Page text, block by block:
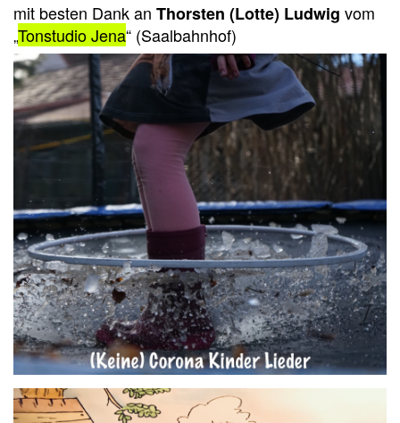
mit besten Dank an Thorsten (Lotte) Ludwig vom
„Tonstudio Jena“ (Saalbahnhof)